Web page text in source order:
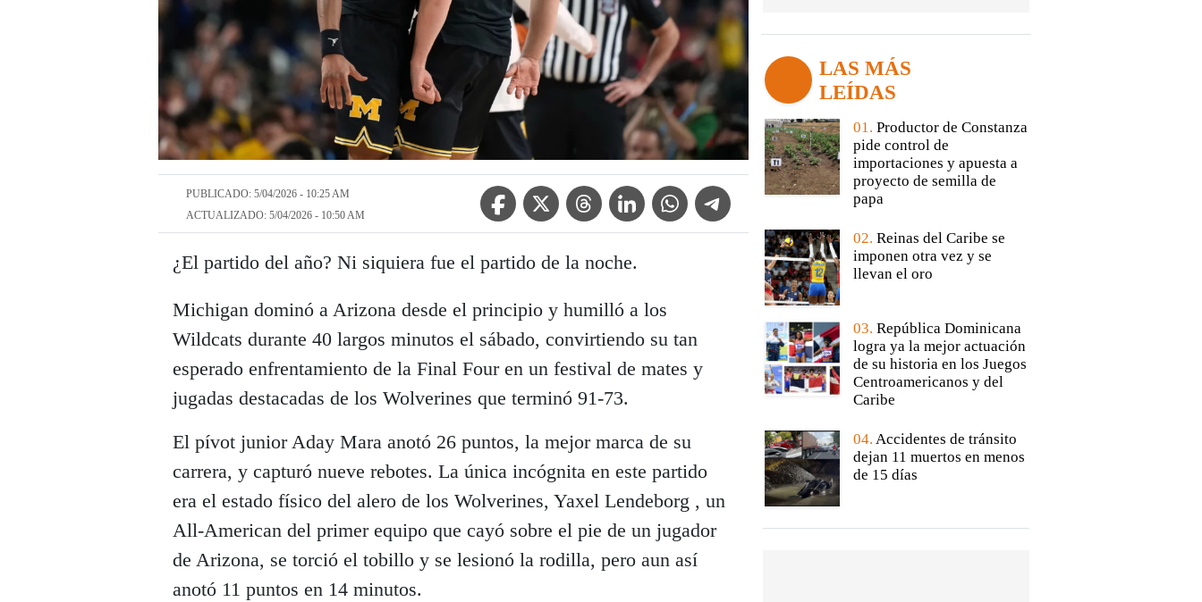
PUBLICADO: 5/04/2026 - 10:25 AM
ACTUALIZADO: 5/04/2026 - 10:50 AM
Facebook IconTwitter IconThreads IconLinkedin IconWhatsApp IconTelegram Icon
¿El partido del año? Ni siquiera fue el partido de la noche.
Michigan dominó a Arizona desde el principio y humilló a los
Wildcats durante 40 largos minutos el sábado, convirtiendo su tan
esperado enfrentamiento de la Final Four en un festival de mates y
jugadas destacadas de los Wolverines que terminó 91-73.
El pívot junior Aday Mara anotó 26 puntos, la mejor marca de su
carrera, y capturó nueve rebotes. La única incógnita en este partido
era el estado físico del alero de los Wolverines, Yaxel Lendeborg , un
All-American del primer equipo que cayó sobre el pie de un jugador
de Arizona, se torció el tobillo y se lesionó la rodilla, pero aun así
anotó 11 puntos en 14 minutos.
LAS MÁS
LEÍDAS
01. Productor de Constanza
pide control de
importaciones y apuesta a
proyecto de semilla de
papa
02. Reinas del Caribe se
imponen otra vez y se
llevan el oro
03. República Dominicana
logra ya la mejor actuación
de su historia en los Juegos
Centroamericanos y del
Caribe
04. Accidentes de tránsito
dejan 11 muertos en menos
de 15 días